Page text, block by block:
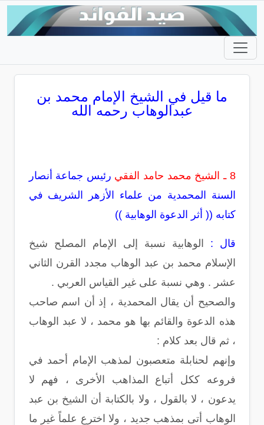
ما قيل في الشيخ الإمام محمد بن
عبدالوهاب رحمه الله
8 ـ الشيخ محمد حامد الفقي رئيس جماعة أنصار
السنة المحمدية من علماء الأزهر الشريف في
كتابه (( أثر الدعوة الوهابية ))
قال : الوهابية نسبة إلى الإمام المصلح شيخ
الإسلام محمد بن عبد الوهاب مجدد القرن الثاني
عشر . وهي نسبة على غير القياس العربي .
والصحيح أن يقال المحمدية ، إذ أن اسم صاحب
هذه الدعوة والقائم بها هو محمد ، لا عبد الوهاب
، ثم قال بعد كلام :
وإنهم لحنابلة متعصبون لمذهب الإمام أحمد في
فروعه ككل أتباع المذاهب الأخرى ، فهم لا
يدعون ، لا بالقول ، ولا بالكتابة أن الشيخ بن عبد
الوهاب أتى بمذهب جديد ، ولا اخترع علماً غير ما